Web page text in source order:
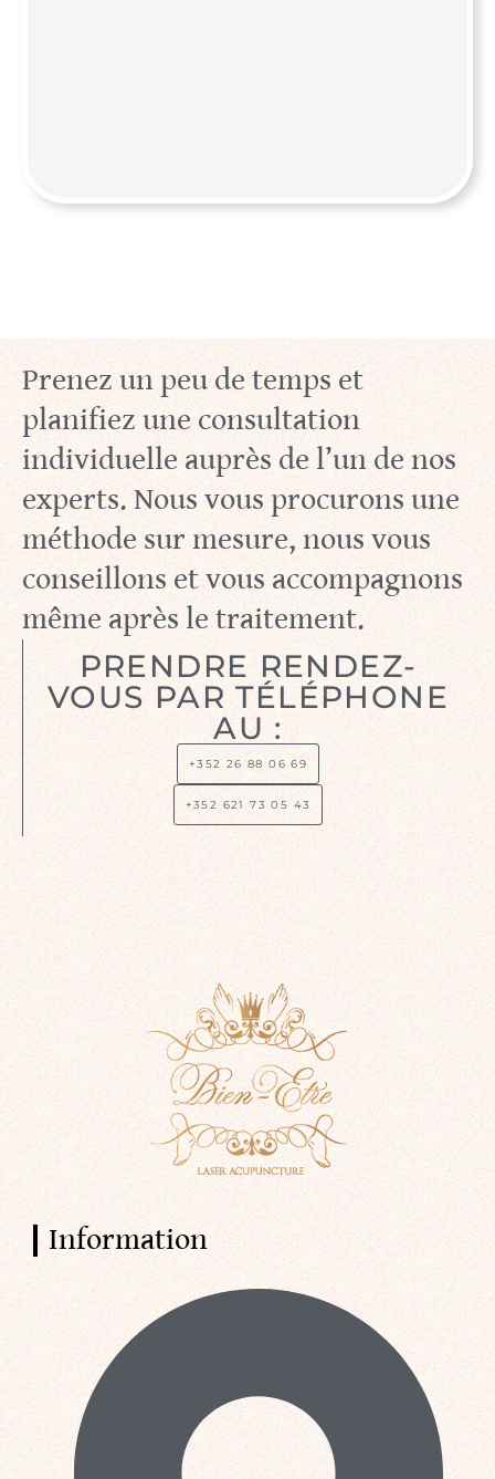
Prenez un peu de temps et
planifiez une consultation
individuelle auprès de l’un de nos
experts. Nous vous procurons une
méthode sur mesure, nous vous
conseillons et vous accompagnons
même après le traitement.
PRENDRE RENDEZ-
VOUS PAR TÉLÉPHONE
AU :
+352 26 88 06 69
+352 621 73 05 43
Information